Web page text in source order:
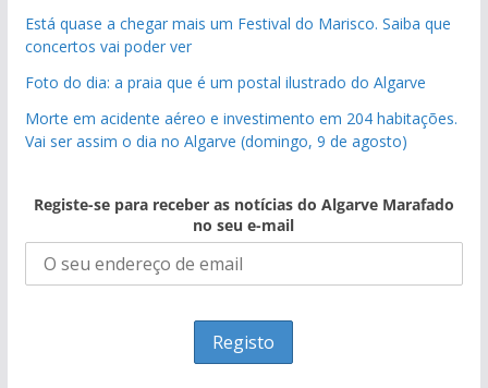
Está quase a chegar mais um Festival do Marisco. Saiba que
concertos vai poder ver
Foto do dia: a praia que é um postal ilustrado do Algarve
Morte em acidente aéreo e investimento em 204 habitações.
Vai ser assim o dia no Algarve (domingo, 9 de agosto)
Registe-se para receber as notícias do Algarve Marafado
no seu e-mail